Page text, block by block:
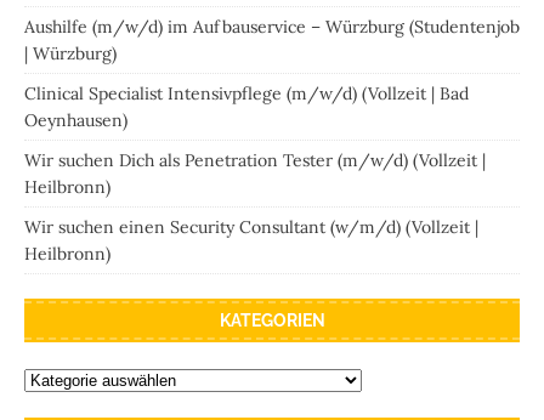
Aushilfe (m/w/d) im Aufbauservice – Würzburg (Studentenjob
| Würzburg)
Clinical Specialist Intensivpflege (m/w/d) (Vollzeit | Bad
Oeynhausen)
Wir suchen Dich als Penetration Tester (m/w/d) (Vollzeit |
Heilbronn)
Wir suchen einen Security Consultant (w/m/d) (Vollzeit |
Heilbronn)
KATEGORIEN